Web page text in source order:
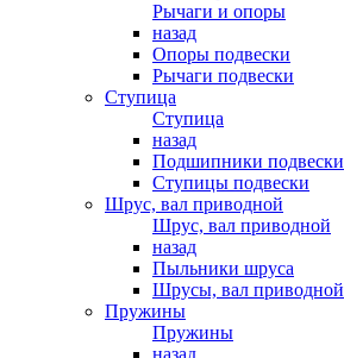
Рычаги и опоры
назад
Опоры подвески
Рычаги подвески
Ступица
Ступица
назад
Подшипники подвески
Ступицы подвески
Шрус, вал приводной
Шрус, вал приводной
назад
Пыльники шруса
Шрусы, вал приводной
Пружины
Пружины
назад